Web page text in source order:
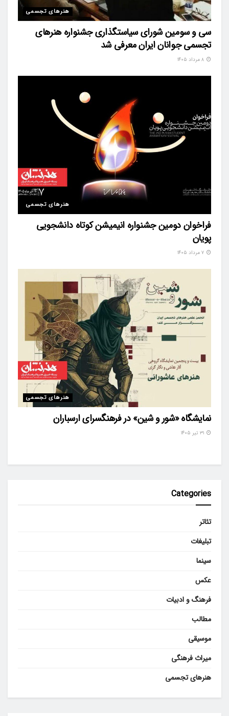
هنرهای تجسمی
سی و سومین شورای سیاستگذاری جشنواره هنرهای
تجسمی جوانان ایران معرفی شد
هنرهای تجسمی
فراخوان دومین جشنواره انیمیشن کوتاه دانشجویی
پویان
هنرهای تجسمی
نمایشگاه «شور و شین» در فرهنگسرای ارسباران
Categories
تئاتر
تبلیغات
سینما
عکس
فرهنگ و ادبیات
مطالب
موسیقی
میراث فرهنگی
هنرهای تجسمی